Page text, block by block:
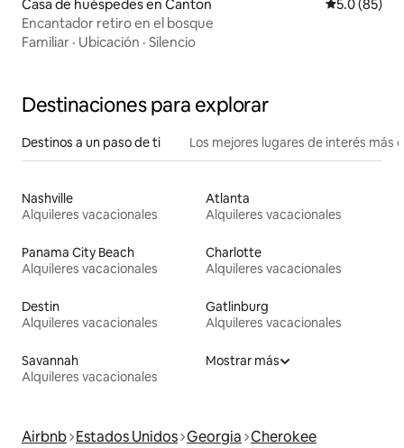
Casa de huéspedes en Canton Calificación
5.0 (85)
Encantador retiro en el bosque
Familiar · Ubicación · Silencio
Destinaciones para explorar
Destinos a un paso de ti Los mejores lugares de interés más
Nashville
Alquileres vacacionales
Atlanta
Alquileres vacacionales
Panama City Beach
Alquileres vacacionales
Charlotte
Alquileres vacacionales
Destin
Alquileres vacacionales
Gatlinburg
Alquileres vacacionales
Savannah
Alquileres vacacionales
Mostrar más
Airbnb Estados Unidos Georgia Cherokee